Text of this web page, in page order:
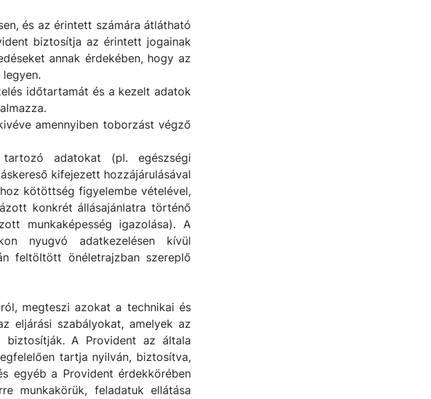
és az érintett számára átlátható
biztosítja az érintett jogainak
annak érdekében, hogy az
időtartamát és a kezelt adatok
amennyiben toborzást végző
tartozó adatokat (pl. egészségi
kifejezett hozzájárulásával
kötöttség figyelembe vételével,
konkrét állásajánlatra történő
munkaképesség igazolása). A
nyugvó adatkezelésen kívül
feltöltött önéletrajzban szereplő
megteszi azokat a technikai és
eljárási szabályokat, amelyek az
biztosítják. A Provident az általa
tartja nyilván, biztosítva,
egyéb a Provident érdekkörében
munkakörük, feladatuk ellátása